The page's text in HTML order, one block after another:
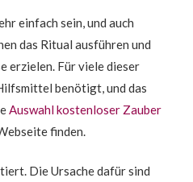
einfach sein, und auch
das Ritual ausführen und
erzielen. Für viele dieser
benötigt, und das
Auswahl kostenloser Zauber
finden.
Die Ursache dafür sind